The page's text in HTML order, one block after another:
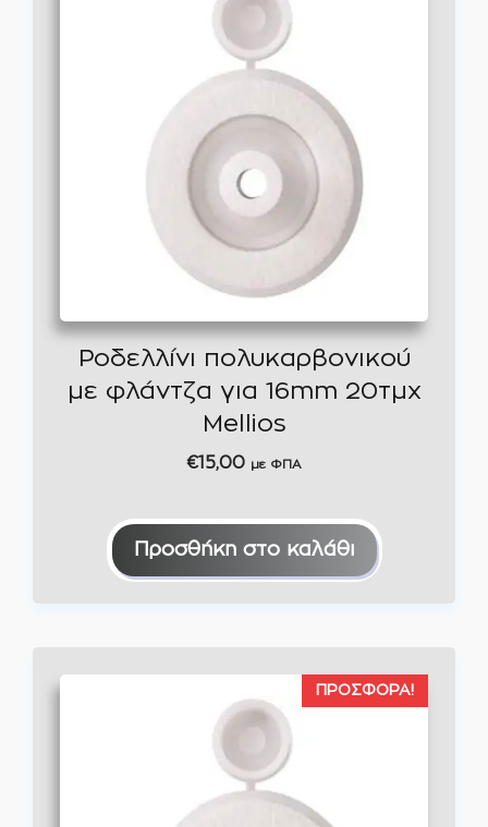
Ροδελλίνι πολυκαρβονικού
με φλάντζα για 16mm 20τμχ
Mellios
€15,00 με ΦΠΑ
Προσθήκη στο καλάθι
ΠΡΟΣΦΟΡΆ!